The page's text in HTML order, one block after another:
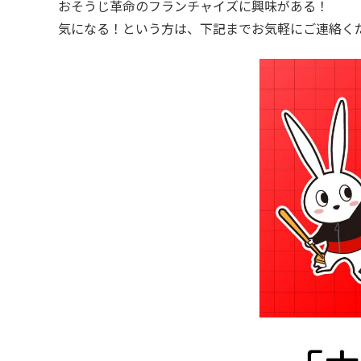
おそうじ革命のフランチャイズに興味がある！
気になる！という方は、下記までお気軽にご連絡く